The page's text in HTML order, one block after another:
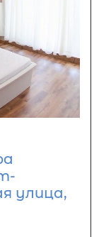
улица,